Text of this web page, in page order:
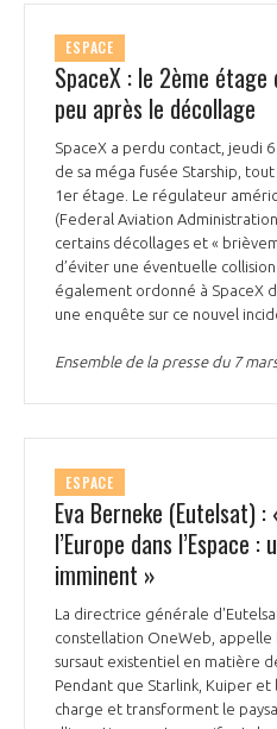
ESPACE
SpaceX : le 2ème
peu après le décollage
SpaceX a perdu contact, jeudi
de sa méga fusée Starship,
1er étage. Le régulateur
(Federal Aviation
certains décollages et «
d’éviter une éventuelle
également ordonné à SpaceX
une enquête sur ce nouvel
Ensemble de la presse du 7
ESPACE
Eva Berneke (Eutelsat) :
l’Europe dans l’Espace
imminent »
La directrice générale
constellation OneWeb, appelle
sursaut existentiel en matière
Pendant que Starlink, Kuiper et
charge et transforment le